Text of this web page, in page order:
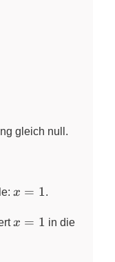
gleich null.
x
1
x = 1.
x
x = 1 in die